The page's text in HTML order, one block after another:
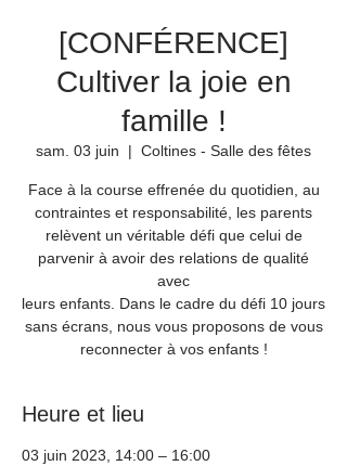
[CONFÉRENCE]
Cultiver la joie en
famille !
sam. 03 juin
  |
Coltines - Salle des fêtes
Face à la course effrenée du quotidien, au
contraintes et responsabilité, les parents
relèvent un véritable défi que celui de
parvenir à avoir des relations de qualité
avec
leurs enfants. Dans le cadre du défi 10 jours
sans écrans, nous vous proposons de vous
reconnecter à vos enfants !
Heure et lieu
03 juin 2023, 14:00 – 16:00